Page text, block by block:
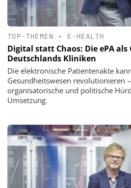
TOP-THEMEN • E-HEALTH
Digital statt Chaos: Die ePA als
Deutschlands Kliniken
Die elektronische Patientenakte
Gesundheitswesen revolutionieren
organisatorische und politische
Umsetzung.